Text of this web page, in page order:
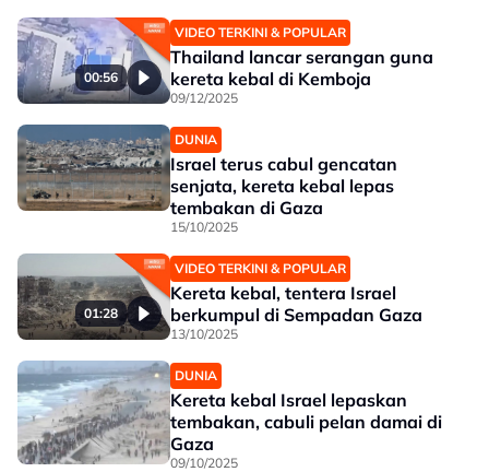
00:56
VIDEO TERKINI & POPULAR
Thailand lancar serangan guna
kereta kebal di Kemboja
09/12/2025
DUNIA
Israel terus cabul gencatan
senjata, kereta kebal lepas
tembakan di Gaza
15/10/2025
01:28
VIDEO TERKINI & POPULAR
Kereta kebal, tentera Israel
berkumpul di Sempadan Gaza
13/10/2025
DUNIA
Kereta kebal Israel lepaskan
tembakan, cabuli pelan damai di
Gaza
09/10/2025